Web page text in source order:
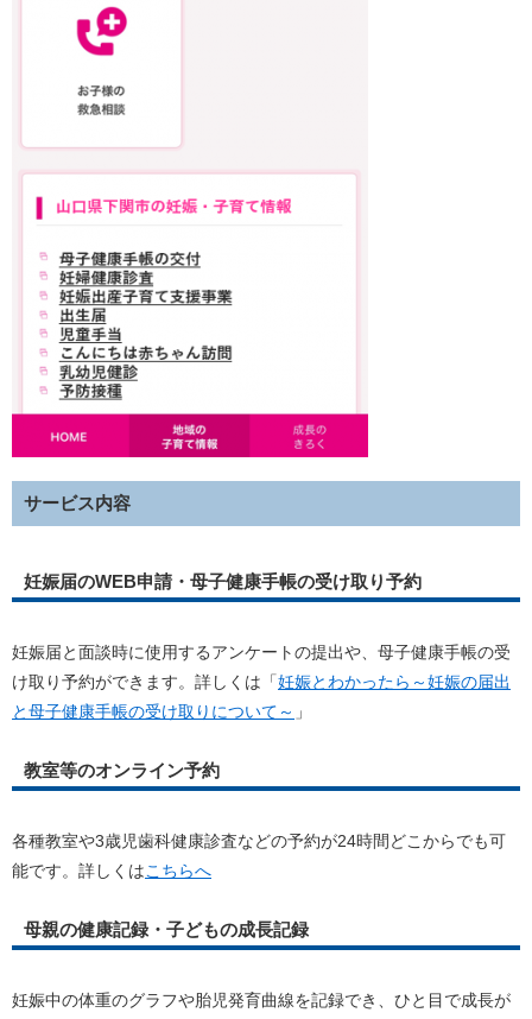
サービス内容
妊娠届のWEB申請・母子健康手帳の受け取り予約
妊娠届と面談時に使用するアンケートの提出や、母子健康手帳の受
け取り予約ができます。詳しくは「妊娠とわかったら～妊娠の届出
と母子健康手帳の受け取りについて～ 」
教室等のオンライン予約
各種教室や3歳児歯科健康診査などの予約が24時間どこからでも可
能です。詳しくはこちらへ
母親の健康記録・子どもの成長記録
妊娠中の体重のグラフや胎児発育曲線を記録でき、ひと目で成長が